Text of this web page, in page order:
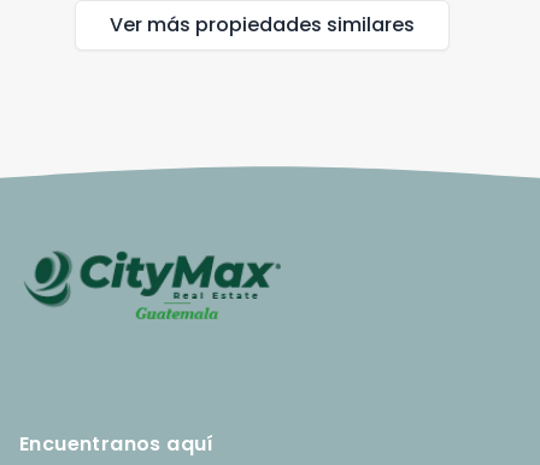
Ver más propiedades similares
Encuentranos aquí